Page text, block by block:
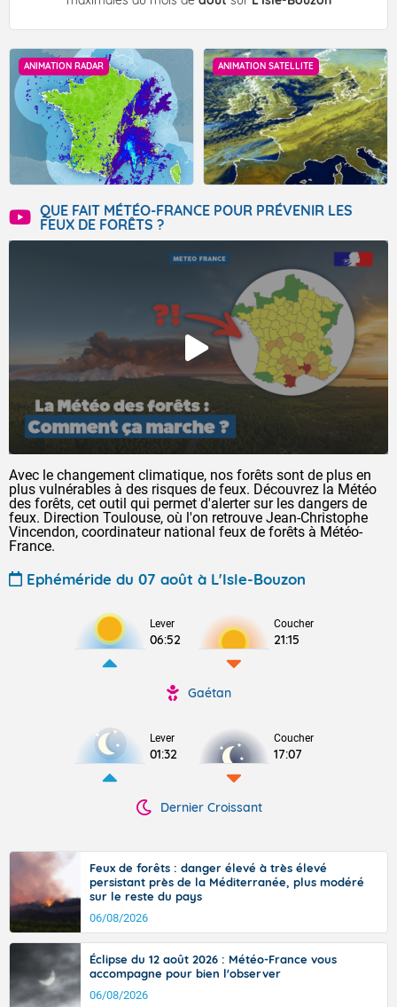
ANIMATION RADAR ANIMATION SATELLITE
QUE FAIT MÉTÉO-FRANCE POUR PRÉVENIR LES
FEUX DE FORÊTS ?
Avec le changement climatique, nos forêts sont de plus en
plus vulnérables à des risques de feux. Découvrez la Météo
des forêts, cet outil qui permet d'alerter sur les dangers de
feux. Direction Toulouse, où l'on retrouve Jean-Christophe
Vincendon, coordinateur national feux de forêts à Météo-
France.
Ephéméride du 07 août à L'Isle-Bouzon
Lever
06:52
Coucher
21:15
Gaétan
Lever
01:32
Coucher
17:07
Dernier Croissant
Feux de forêts : danger élevé à très élevé
persistant près de la Méditerranée, plus modéré
sur le reste du pays
06/08/2026
Éclipse du 12 août 2026 : Météo-France vous
accompagne pour bien l'observer
06/08/2026